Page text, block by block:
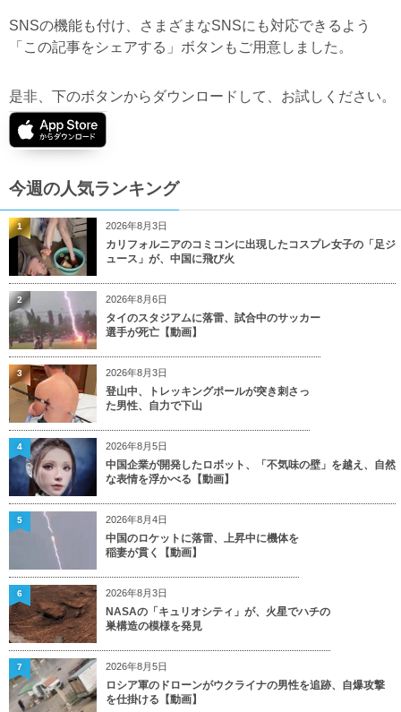
SNSの機能も付け、さまざまなSNSにも対応できるよう
「この記事をシェアする」ボタンもご用意しました。
是非、下のボタンからダウンロードして、お試しください。
今週の人気ランキング
2026年8月3日
カリフォルニアのコミコンに出現したコスプレ女子の「足ジ
ュース」が、中国に飛び火
1
2026年8月6日
タイのスタジアムに落雷、試合中のサッカー
選手が死亡【動画】
2
2026年8月3日
登山中、トレッキングポールが突き刺さっ
た男性、自力で下山
3
2026年8月5日
中国企業が開発したロボット、「不気味の壁」を越え、自然
な表情を浮かべる【動画】
4
2026年8月4日
中国のロケットに落雷、上昇中に機体を
稲妻が貫く【動画】
5
2026年8月3日
NASAの「キュリオシティ」が、火星でハチの
巣構造の模様を発見
6
2026年8月5日
ロシア軍のドローンがウクライナの男性を追跡、自爆攻撃
を仕掛ける【動画】
7